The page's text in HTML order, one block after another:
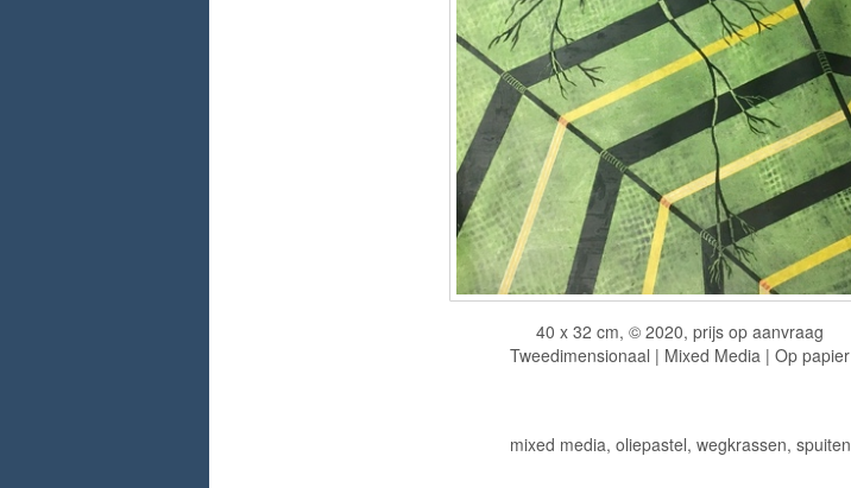
40 x 32 cm, © 2020, prijs op aanvraag
Tweedimensionaal | Mixed Media | Op papier
mixed media, oliepastel, wegkrassen, spuiten